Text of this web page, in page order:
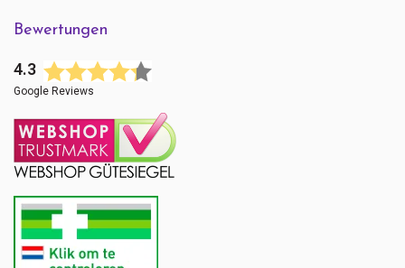
Bewertungen
4.3
Google Reviews